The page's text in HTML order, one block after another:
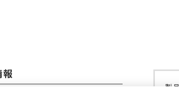
報
製